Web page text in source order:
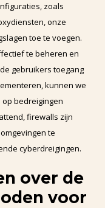
zoals
onze
toe te voegen.
te beheren en
gebruikers toegang
kunnen we
bedreigingen
firewalls zijn
te
cyberdreigingen.
over de
voor